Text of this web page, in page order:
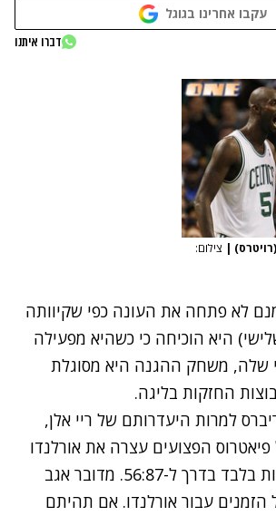
עקבו אחרינו בגוגל
דברו איתנו
| צילום:
לא פתחה את העונה כפי שקיוותה
היא הוכיחה כי כשהיא מפעילה
שלה, משחק ההגנה היא מסוגלת
החזקות בליגה.
למרות היעדרותם של ריי אלן,
פיאטרוס הפצועים עצרה את אורלנדו
מג'יק על 56 נקודות בלבד בדרך ל-56:87. מדובר אגב
הזמנים עבור אורלנדו. אם תהיתם